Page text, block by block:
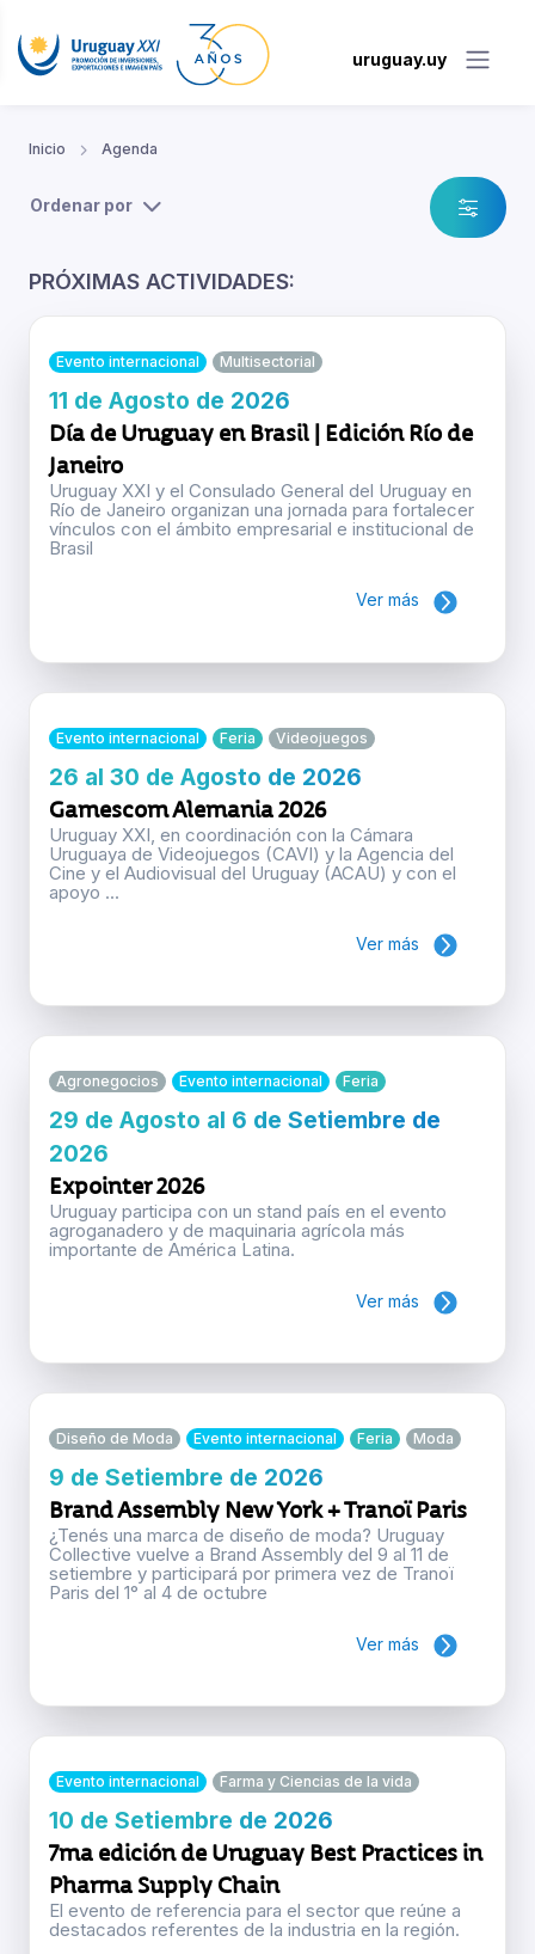
uruguay.uy
Inicio Agenda
Ordenar por
PRÓXIMAS ACTIVIDADES:
Evento internacional Multisectorial
11 de Agosto de 2026
Día de Uruguay en Brasil | Edición Río de
Janeiro
Uruguay XXI y el Consulado General del Uruguay en
Río de Janeiro organizan una jornada para fortalecer
vínculos con el ámbito empresarial e institucional de
Brasil
Ver más
Evento internacional Feria Videojuegos
26 al 30 de Agosto de 2026
Gamescom Alemania 2026
Uruguay XXI, en coordinación con la Cámara
Uruguaya de Videojuegos (CAVI) y la Agencia del
Cine y el Audiovisual del Uruguay (ACAU) y con el
apoyo ...
Ver más
Agronegocios Evento internacional Feria
29 de Agosto al 6 de Setiembre de
2026
Expointer 2026
Uruguay participa con un stand país en el evento
agroganadero y de maquinaria agrícola más
importante de América Latina.
Ver más
Diseño de Moda Evento internacional Feria Moda
9 de Setiembre de 2026
Brand Assembly New York + Tranoï Paris
¿Tenés una marca de diseño de moda? Uruguay
Collective vuelve a Brand Assembly del 9 al 11 de
setiembre y participará por primera vez de Tranoï
Paris del 1° al 4 de octubre
Ver más
Evento internacional Farma y Ciencias de la vida
10 de Setiembre de 2026
7ma edición de Uruguay Best Practices in
Pharma Supply Chain
El evento de referencia para el sector que reúne a
destacados referentes de la industria en la región.